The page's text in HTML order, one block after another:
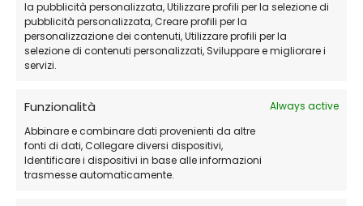
la pubblicità personalizzata, Utilizzare profili per la selezione di
pubblicità personalizzata, Creare profili per la
personalizzazione dei contenuti, Utilizzare profili per la
selezione di contenuti personalizzati, Sviluppare e migliorare i
servizi.
Funzionalità
Always active
Abbinare e combinare dati provenienti da altre
fonti di dati, Collegare diversi dispositivi,
Identificare i dispositivi in base alle informazioni
trasmesse automaticamente.